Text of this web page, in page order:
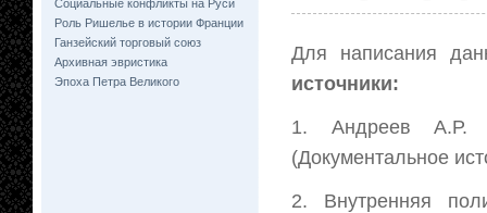
Социальные конфликты на Руси
Роль Ришелье в истории Франции
Ганзейский торговый союз
Архивная эвристика
Эпоха Петра Великого
Для написания
источники:
1. Андреев А.Р.
(Документальное
2. Внутренняя